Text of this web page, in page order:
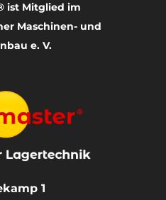
ist Mitglied im
Maschinen- und
e. V.
1